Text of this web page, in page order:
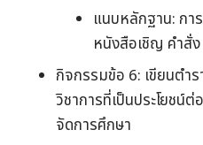
แนบหลักฐาน: กา
หนังสือเชิญ คำสั่ง
กิจกรรมข้อ 6: เขียนตำ
วิชาการที่เป็นประโยชน์
จัดการศึกษา